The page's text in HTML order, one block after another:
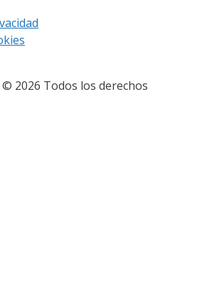
2026 Todos los derechos